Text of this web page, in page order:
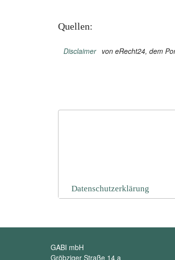
Quellen:
Disclaimer von eRecht24, dem
Datenschutzerklärung
GABI mbH
Gröbziger Straße 14 a